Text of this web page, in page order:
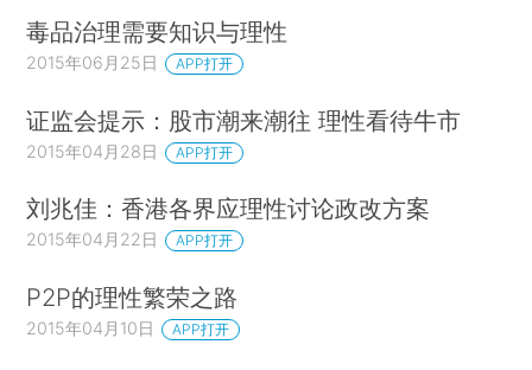
毒品治理需要知识与理性
2015年06月25日 APP打开
证监会提示：股市潮来潮往 理性看待牛市
2015年04月28日 APP打开
刘兆佳：香港各界应理性讨论政改方案
2015年04月22日 APP打开
P2P的理性繁荣之路
2015年04月10日 APP打开